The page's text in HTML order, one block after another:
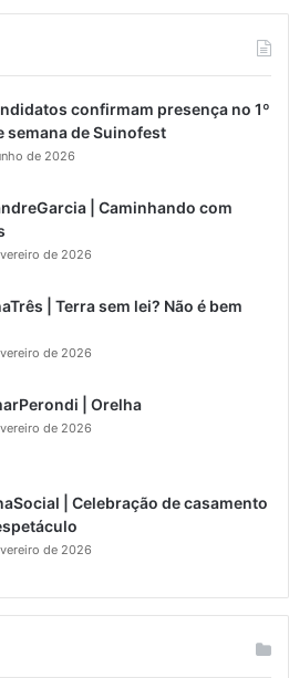
confirmam presença no 1º
semana de Suinofest
de 2026
| Caminhando com
de 2026
| Terra sem lei? Não é bem
de 2026
| Orelha
de 2026
| Celebração de casamento
de 2026